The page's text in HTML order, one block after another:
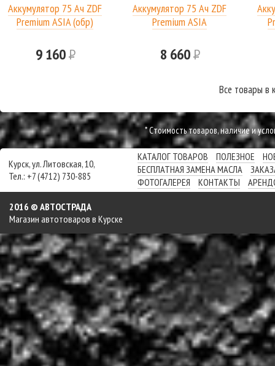
Аккумулятор 75 Ач ZDF
Premium ASIA (обр)
9 160Р
Аккумулятор 75 Ач ZDF
Premium ASIA
8 660Р
Все товары в
* Cтоимость товаров, наличие и
Курск, ул. Литовская, 10,
Тел.: +7 (4712) 730-885
КАТАЛОГ ТОВАРОВ ПОЛЕЗНОЕ
БЕСПЛАТНАЯ ЗАМЕНА МАСЛА
ФОТОГАЛЕРЕЯ
КОНТАКТЫ
2016 © АВТОСТРАДА
Магазин автотоваров в Курске